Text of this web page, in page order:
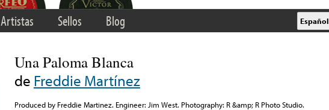
Artistas Sellos Blog Español
Una Paloma Blanca
de Freddie Martínez
Produced by Freddie Martinez. Engineer: Jim West. Photography: R &amp; R Photo Studio.